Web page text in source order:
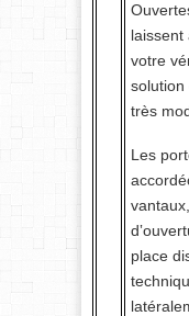
laissent
votre
solution
très
Les
place